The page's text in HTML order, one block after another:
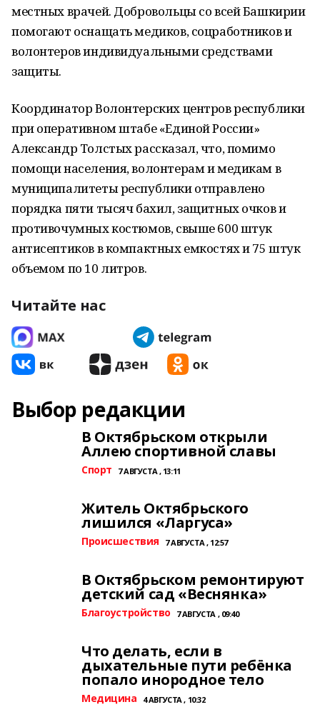
местных врачей. Добровольцы со всей Башкирии
помогают оснащать медиков, соцработников и
волонтеров индивидуальными средствами
защиты.
Координатор Волонтерских центров республики
при оперативном штабе «Единой России»
Александр Толстых рассказал, что, помимо
помощи населения, волонтерам и медикам в
муниципалитеты республики отправлено
порядка пяти тысяч бахил, защитных очков и
противочумных костюмов, свыше 600 штук
антисептиков в компактных емкостях и 75 штук
объемом по 10 литров.
Читайте нас
Выбор редакции
В Октябрьском открыли
Аллею спортивной славы
Спорт 7 АВГУСТА , 13:11
Житель Октябрьского
лишился «Ларгуса»
Происшествия 7 АВГУСТА , 12:57
В Октябрьском ремонтируют
детский сад «Веснянка»
Благоустройство 7 АВГУСТА , 09:40
Что делать, если в
дыхательные пути ребёнка
попало инородное тело
Медицина 4 АВГУСТА , 10:32